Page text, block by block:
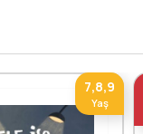
7,8,9
Yaş